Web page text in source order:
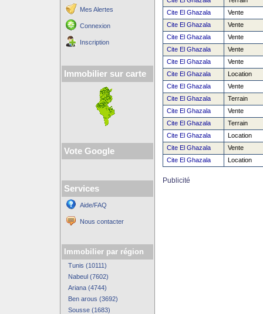
Mes Alertes
Connexion
Inscription
Immobilier sur carte
Vote Google
Services
Aide/FAQ
Nous contacter
Immobilier par région
Tunis (10111)
Nabeul (7602)
Ariana (4744)
Ben arous (3692)
Sousse (1683)
Cite El Ghazala
Vente
Cite El Ghazala
Vente
Cite El Ghazala
Vente
Cite El Ghazala
Vente
Cite El Ghazala
Vente
Cite El Ghazala
Location
Cite El Ghazala
Vente
Cite El Ghazala
Terrain
Cite El Ghazala
Vente
Cite El Ghazala
Terrain
Cite El Ghazala
Location
Cite El Ghazala
Vente
Cite El Ghazala
Location
Publicité